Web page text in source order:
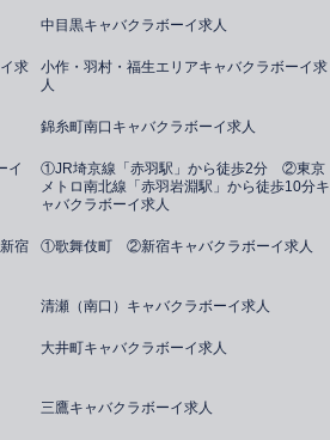
中目黒キャバクラボーイ求人
求
小作・羽村・福生エリアキャバクラボーイ求
人
錦糸町南口キャバクラボーイ求人
イ
①JR埼京線「赤羽駅」から徒歩2分 ②東京
メトロ南北線「赤羽岩淵駅」から徒歩10分キ
ャバクラボーイ求人
宿 ①歌舞伎町 ②新宿キャバクラボーイ求人
清瀬（南口）キャバクラボーイ求人
大井町キャバクラボーイ求人
三鷹キャバクラボーイ求人